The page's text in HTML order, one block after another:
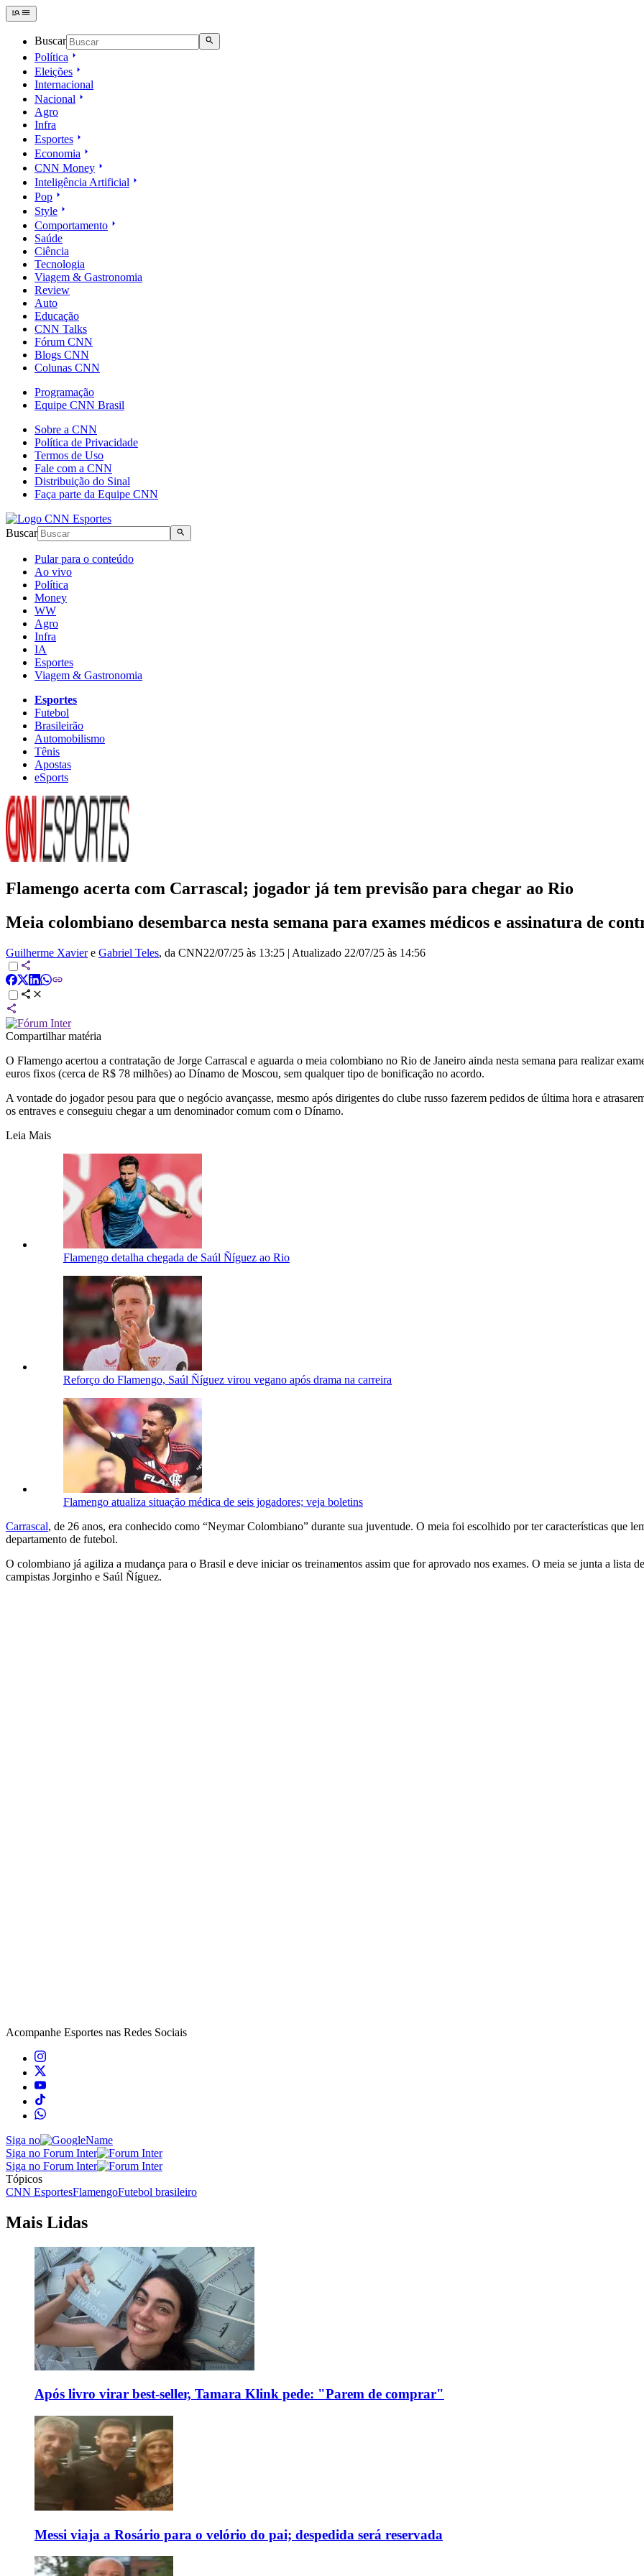
Buscar
Política
Eleições
Internacional
Nacional
Agro
Infra
Esportes
Economia
CNN Money
Inteligência Artificial
Pop
Style
Comportamento
Saúde
Ciência
Tecnologia
Viagem & Gastronomia
Review
Auto
Educação
CNN Talks
Fórum CNN
Blogs CNN
Colunas CNN
Programação
Equipe CNN Brasil
Sobre a CNN
Política de Privacidade
Termos de Uso
Fale com a CNN
Distribuição do Sinal
Faça parte da Equipe CNN
Buscar
Pular para o conteúdo
Ao vivo
Política
Money
WW
Agro
Infra
IA
Esportes
Viagem & Gastronomia
Esportes
Futebol
Brasileirão
Automobilismo
Tênis
Apostas
eSports
Flamengo acerta com Carrascal; jogador já tem previsão para chegar ao Rio
Meia colombiano desembarca nesta semana para exames médicos e assinatura de
Guilherme Xaviere Gabriel Teles, da CNN22/07/25 às 13:25 | Atualizado 22/07/25 às 14:56
Compartilhar matéria
O Flamengo acertou a contratação de Jorge Carrascal e aguarda o meia colombiano no Rio de Janeiro ainda nesta semana para realizar
euros fixos (cerca de R$ 78 milhões) ao Dínamo de Moscou, sem qualquer tipo de bonificação no acordo.
A vontade do jogador pesou para que o negócio avançasse, mesmo após dirigentes do clube russo fazerem pedidos de última hora e
os entraves e conseguiu chegar a um denominador comum com o Dínamo.
Leia Mais
Flamengo detalha chegada de Saúl Ñíguez ao Rio
Reforço do Flamengo, Saúl Ñíguez virou vegano após drama na carreira
Flamengo atualiza situação médica de seis jogadores; veja boletins
Carrascal, de 26 anos, era conhecido como “Neymar Colombiano” durante sua juventude. O meia foi escolhido por ter características que
departamento de futebol.
O colombiano já agiliza a mudança para o Brasil e deve iniciar os treinamentos assim que for aprovado nos exames. O meia se junta a lista
campistas Jorginho e Saúl Ñíguez.
Acompanhe Esportes nas Redes Sociais
Siga no
Siga no Forum Inter
Siga no Forum Inter
Tópicos
CNN EsportesFlamengoFutebol brasileiro
Mais Lidas
Após livro virar best-seller, Tamara Klink pede: "Parem de comprar"
Messi viaja a Rosário para o velório do pai; despedida será reservada